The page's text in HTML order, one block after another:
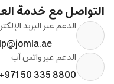
التواصل مع خدمة
الدعم عبر البريد
الدعم عبر واتس آب
+971 50 335 8800